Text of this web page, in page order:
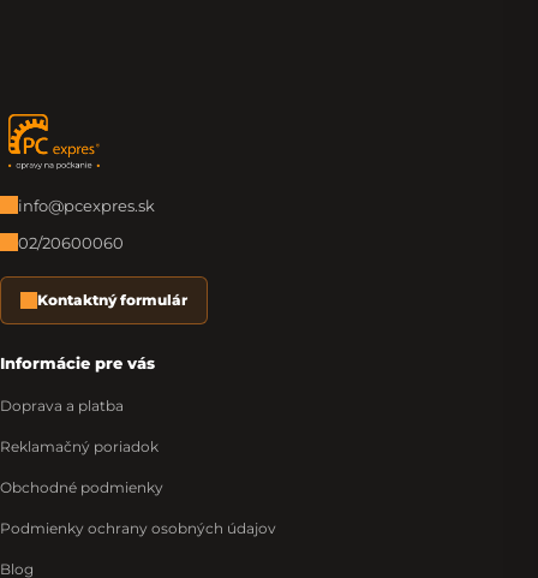
Zápätie
info@pcexpres.sk
02/20600060
Kontaktný formulár
Informácie pre vás
Doprava a platba
Reklamačný poriadok
Obchodné podmienky
Podmienky ochrany osobných údajov
Blog